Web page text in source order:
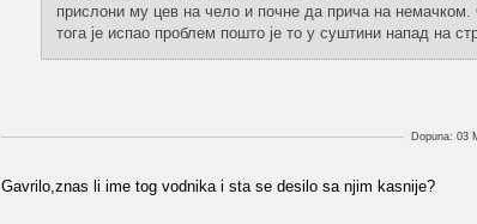
прислони му цев на чело и почне да прича на
тога је испао проблем пошто је то у суштини напад на
Dopuna: 03
Gavrilo,znas li ime tog vodnika i sta se desilo sa njim kasnije?